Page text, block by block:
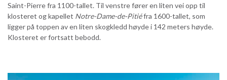
Saint-Pierre fra 1100-tallet. Til venstre fører en liten vei opp til
klosteret og kapellet Notre-Dame-de-Pitiéfra 1600-tallet, som
ligger på toppen av en liten skogkledd høyde i 142 meters høyde.
Klosteret er fortsatt bebodd.